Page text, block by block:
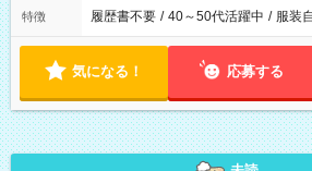
特徴 履歴書不要 / 40～50代活躍中 / 服装
気になる！ 応募する